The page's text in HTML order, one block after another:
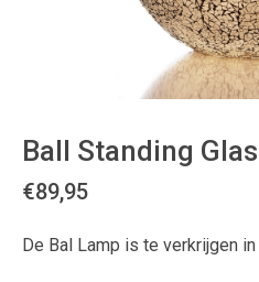
Ball Standing
€89,95
De Bal Lamp is te verkrijgen